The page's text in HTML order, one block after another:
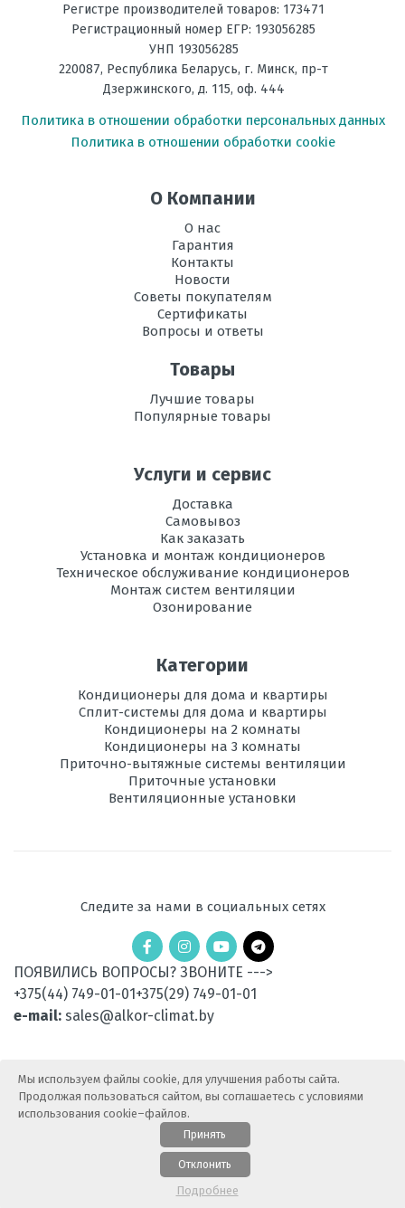
Ваше сообщение
Регистре производителей товаров: 173471
Регистрационный номер ЕГР: 193056285
УНП 193056285
220087, Республика Беларусь, г. Минск, пр-т
Дзержинского, д. 115, оф. 444
Политика в отношении обработки персональных данных
Политика в отношении обработки cookie
О Компании
О нас
Гарантия
Контакты
Новости
Советы покупателям
Сертификаты
Вопросы и ответы
Товары
Лучшие товары
Популярные товары
Услуги и сервис
Доставка
Самовывоз
Как заказать
Установка и монтаж кондиционеров
Техническое обслуживание кондиционеров
Монтаж систем вентиляции
Озонирование
Категории
Кондиционеры для дома и квартиры
Сплит-системы для дома и квартиры
Кондиционеры на 2 комнаты
Кондиционеры на 3 комнаты
Приточно-вытяжные системы вентиляции
Приточные установки
Вентиляционные установки
Следите за нами в социальных сетях
ПОЯВИЛИСЬ ВОПРОСЫ? ЗВОНИТЕ --->
+375(44) 749-01-01+375(29) 749-01-01
e-mail: sales@alkor-climat.by
© 2015-2025 АлькорКлимат — Продажа климатической
техники. Все права защищены.
Мы используем файлы cookie, для улучшения работы сайта.
Продолжая пользоваться сайтом, вы соглашаетесь с условиями
использования cookie–файлов.
Принять
Отклонить
Подробнее